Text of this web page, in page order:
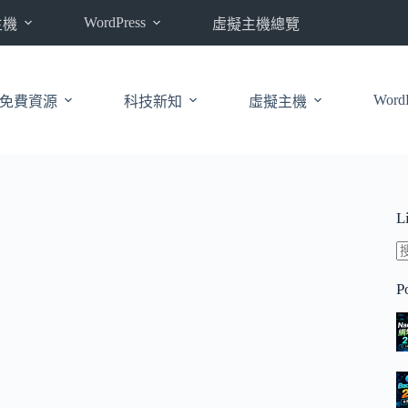
WordPress 虛擬主機總覽
免費資源 科技新知 虛擬主機